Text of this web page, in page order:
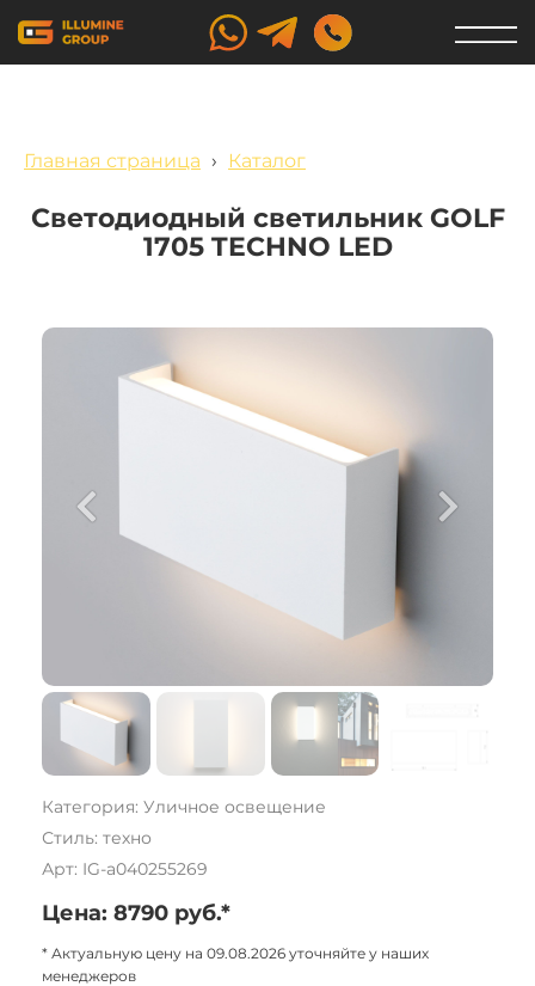
Главная страница › Каталог
Светодиодный светильник GOLF
1705 TECHNO LED
Категория: Уличное освещение
Стиль: техно
Арт: IG-a040255269
Цена: 8790 руб.*
* Актуальную цену на 09.08.2026 уточняйте у наших
менеджеров